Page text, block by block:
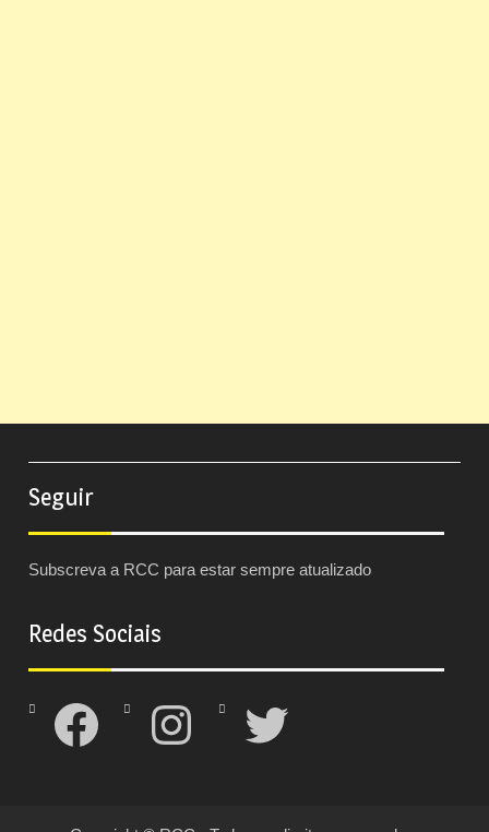
Seguir
Subscreva a RCC para estar sempre atualizado
Redes Sociais
Facebook Instagram Twitter